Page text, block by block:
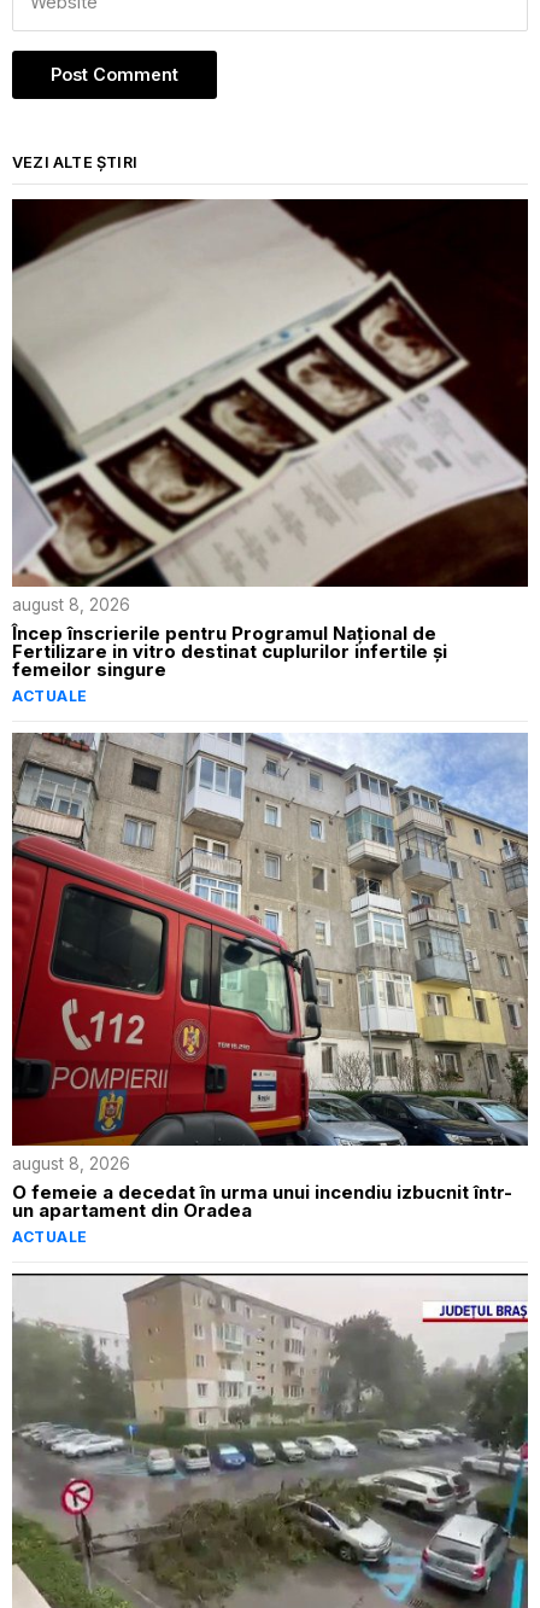
VEZI ALTE ȘTIRI
august 8, 2026
Încep înscrierile pentru Programul Național de
Fertilizare in vitro destinat cuplurilor infertile și
femeilor singure
ACTUALE
august 8, 2026
O femeie a decedat în urma unui incendiu izbucnit într-
un apartament din Oradea
ACTUALE